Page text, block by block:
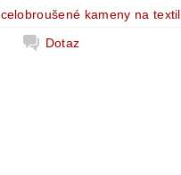
celobroušené kameny na textil
Dotaz